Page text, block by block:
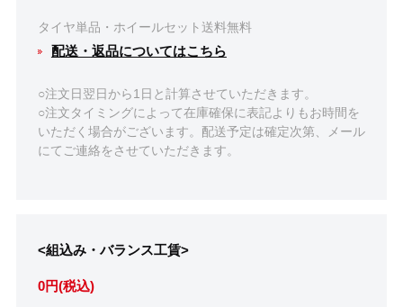
タイヤ単品・ホイールセット送料無料
配送・返品についてはこちら
○注文日翌日から1日と計算させていただきます。
○注文タイミングによって在庫確保に表記よりもお時間を
いただく場合がございます。配送予定は確定次第、メール
にてご連絡をさせていただきます。
<組込み・バランス工賃>
0円(税込)